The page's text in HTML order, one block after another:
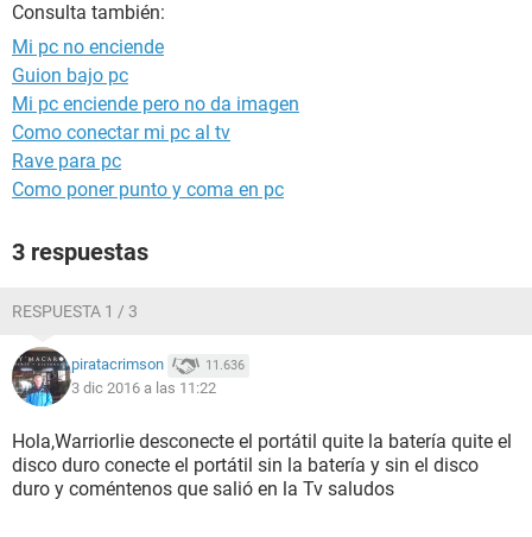
Consulta también:
Mi pc no enciende
Guion bajo pc
Mi pc enciende pero no da imagen
Como conectar mi pc al tv
Rave para pc
Como poner punto y coma en pc
3 respuestas
RESPUESTA 1 / 3
piratacrimson 11.636
3 dic 2016 a las 11:22
Hola,Warriorlie desconecte el portátil quite la batería quite el
disco duro conecte el portátil sin la batería y sin el disco
duro y coméntenos que salió en la Tv saludos